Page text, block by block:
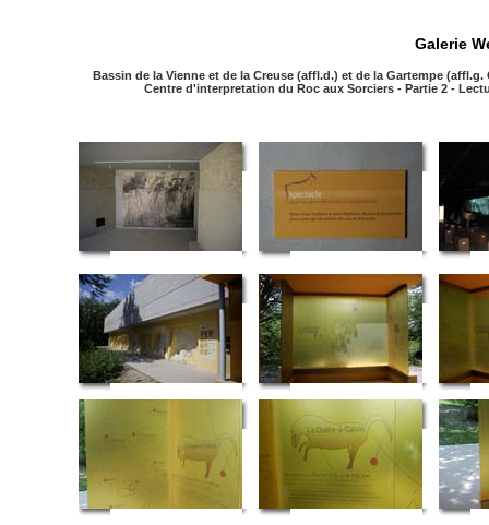
Galerie
Bassin de la Vienne et de la Creuse (affl.d.) et de la Gartempe
Centre d'interpretation du Roc aux Sorciers - Partie 2 -